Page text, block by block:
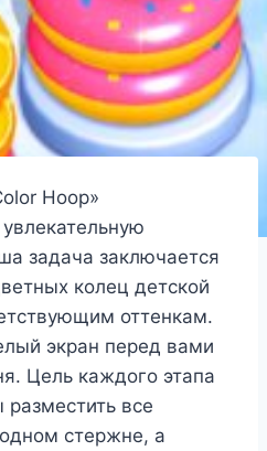
Hoop»
задача заключается
колец детской
оттенкам.
экран перед вами
Цель каждого этапа
разместить все
стержне, а